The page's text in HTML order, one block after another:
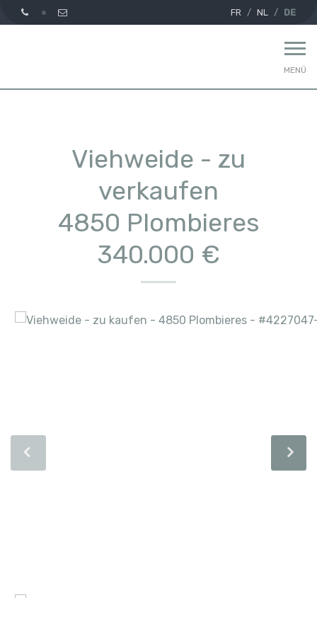
FR NL DE
MENÜ
Viehweide - zu
verkaufen
4850 Plombieres
340.000 €